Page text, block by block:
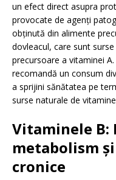
un efect direct asupra
provocate de agenți
obținută din alimente
dovleacul, care sunt
precursoare a vitaminei
recomandă un consum
a sprijini sănătatea pe
surse naturale de
Vitaminele
metabolism
cronice